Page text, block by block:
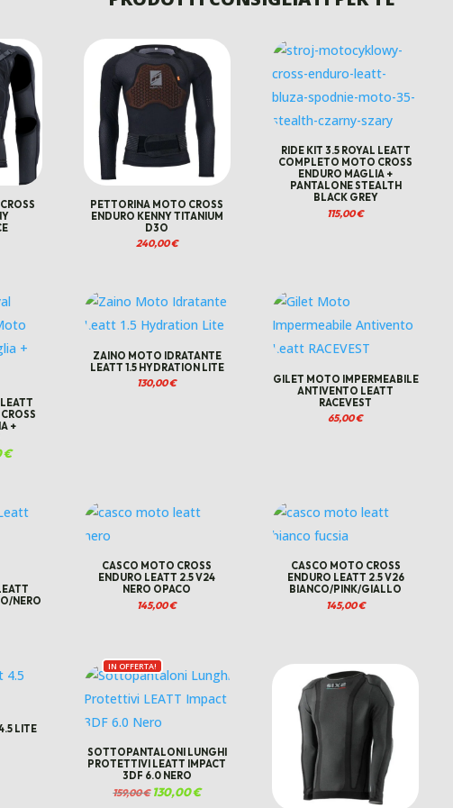
PETTORINA MOTO CROSS
ENDURO KENNY TITANIUM
D3O
240,00€
RIDE KIT 3.5 ROYAL LEATT
COMPLETO MOTO CROSS
ENDURO MAGLIA +
PANTALONE STEALTH
BLACK GREY
115,00€
+
€Il
prezzo
ZAINO MOTO IDRATANTE
LEATT 1.5 HYDRATION LITE
130,00€
GILET MOTO IMPERMEABILE
ANTIVENTO LEATT
RACEVEST
65,00€
NERO
CASCO MOTO CROSS
ENDURO LEATT 2.5 V24
NERO OPACO
145,00€
CASCO MOTO CROSS
ENDURO LEATT 2.5 V26
BIANCO/PINK/GIALLO
145,00€
LITE
IN OFFERTA!
SOTTOPANTALONI LUNGHI
PROTETTIVI LEATT IMPACT
3DF 6.0 NERO
159,00€ Il
prezzo
130,00€Il
prezzo